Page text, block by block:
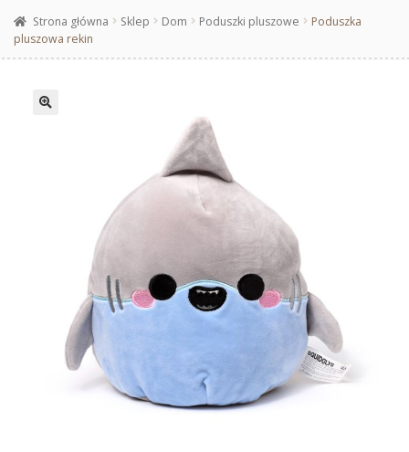
Strona główna Sklep Dom Poduszki pluszowe
Poduszka
pluszowa rekin